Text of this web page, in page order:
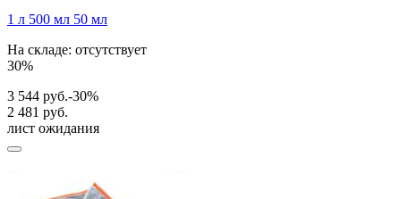
1 л 500 мл 50 мл
На складе: отсутствует
30%
3 544 руб.-30%
2 481 руб.
лист ожидания